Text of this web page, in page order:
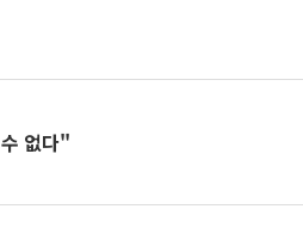
없다"